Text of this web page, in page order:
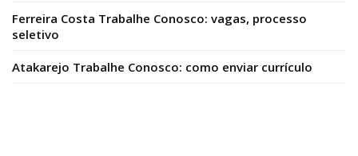
Ferreira Costa Trabalhe Conosco: vagas, processo
seletivo
Atakarejo Trabalhe Conosco: como enviar currículo